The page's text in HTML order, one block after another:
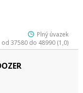
Plný úvazek
od 37580 do 48990 (1,0)